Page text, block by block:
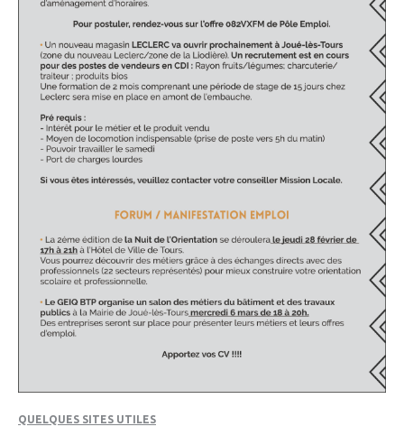
QUELQUES SITES UTILES